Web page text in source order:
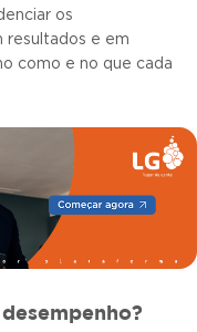
os
resultados e em
como e no que cada